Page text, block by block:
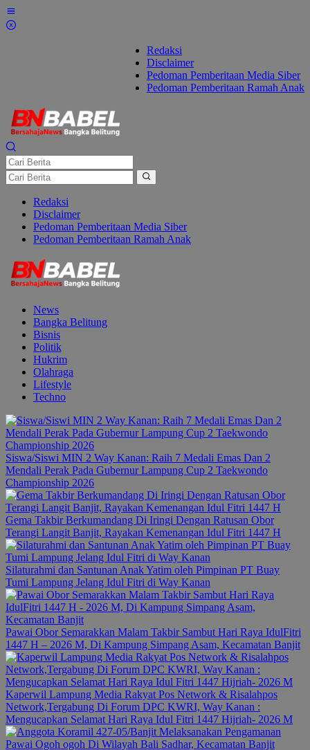
Lewati
ke
Redaksi
Disclaimer
Pedoman Pemberitaan Media Siber
Pedoman Pemberitaan Ramah Anak
Redaksi
Disclaimer
Pedoman Pemberitaan Media Siber
Pedoman Pemberitaan Ramah Anak
News
Bangka Belitung
Bisnis
Politik
Hukrim
Olahraga
Lifestyle
Techno
Siswa/Siswi MIN 2 Way Kanan: Raih 7 Medali Emas Dan 2
Mendali Perak Pada Gubernur Lampung Cup 2 Taekwondo
Championship 2026
Gema Takbir Berkumandang Di Iringi Dengan Ratusan Obor
Terangi Langit Banjit, Rayakan Kemenangan Idul Fitri 1447 H
Silaturahmi dan Santunan Anak Yatim oleh Pimpinan PT Buay
Tumi Lampung Jelang Idul Fitri di Way Kanan
Pawai Obor Semarakkan Malam Takbir Sambut Hari Raya IdulFitri
1447 H – 2026 M, Di Kampung Simpang Asam, Kecamatan Banjit
Kaperwil Lampung Media Rakyat Pos Network & Risalahpos
Network,Tergabung Di Forum DPC KWRI, Way Kanan :
Mengucapkan Selamat Hari Raya Idul Fitri 1447 Hijriah- 2026 M